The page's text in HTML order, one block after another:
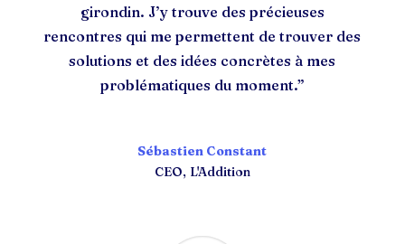
girondin. J’y trouve des précieuses
rencontres qui me permettent de trouver des
solutions et des idées concrètes à mes
problématiques du moment.”
Sébastien Constant
CEO, L'Addition